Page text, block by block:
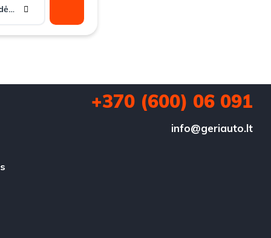
Pavarų dėžė
+370 (600) 06 091
info@geriauto.lt